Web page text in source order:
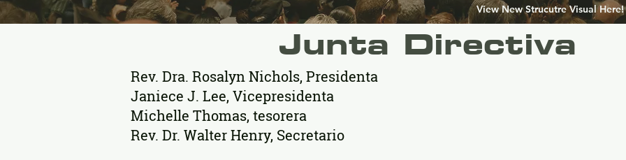
View New Strucutre Visual Here!
Junta Directiva
Rev. Dra. Rosalyn Nichols, Presidenta
Janiece J. Lee, Vicepresidenta
Michelle Thomas, tesorera
Rev. Dr. Walter Henry, Secretario